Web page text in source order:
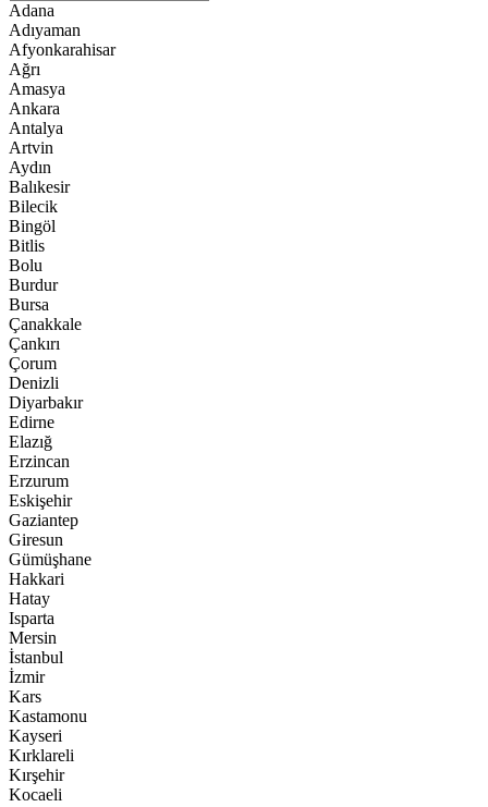
Adana
Adıyaman
Afyonkarahisar
Ağrı
Amasya
Ankara
Antalya
Artvin
Aydın
Balıkesir
Bilecik
Bingöl
Bitlis
Bolu
Burdur
Bursa
Çanakkale
Çankırı
Çorum
Denizli
Diyarbakır
Edirne
Elazığ
Erzincan
Erzurum
Eskişehir
Gaziantep
Giresun
Gümüşhane
Hakkari
Hatay
Isparta
Mersin
İstanbul
İzmir
Kars
Kastamonu
Kayseri
Kırklareli
Kırşehir
Kocaeli